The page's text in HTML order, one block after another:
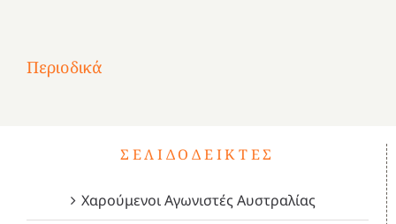
Περιοδικά
1821
Δεκέμβριος
2023!
Μάιος
2023!
Μάρτιος
2023!
ΣΕΛΙΔΟΔΕΊΚΤΕΣ
Χαρούμενοι Αγωνιστές Αυστραλίας